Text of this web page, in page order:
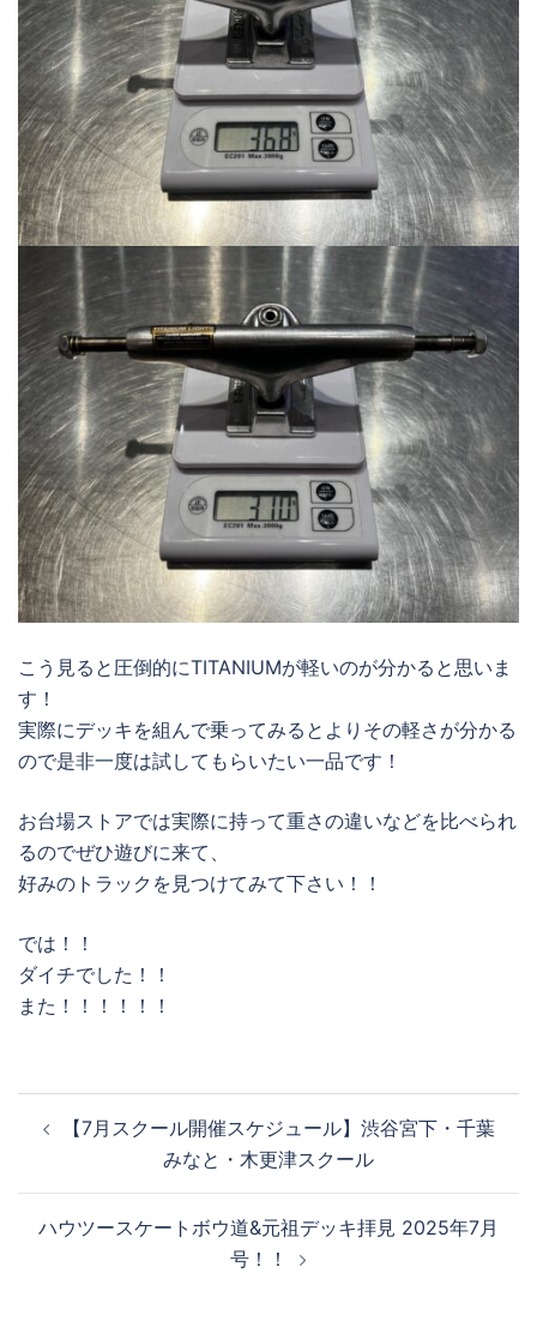
こう見ると圧倒的にTITANIUMが軽いのが分かると思いま
す！
実際にデッキを組んで乗ってみるとよりその軽さが分かる
ので是非一度は試してもらいたい一品です！
お台場ストアでは実際に持って重さの違いなどを比べられ
るのでぜひ遊びに来て、
好みのトラックを見つけてみて下さい！！
では！！
ダイチでした！！
また！！！！！！
稿
ゲ
【7月スクール開催スケジュール】渋谷宮下・千葉
みなと・木更津スクール
ハウツースケートボウ道&元祖デッキ拝見 2025年7月
号！！